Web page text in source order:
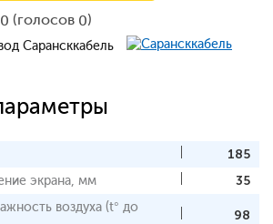
(голосов 0)
Сарансккабель
185
экрана, мм
35
воздуха (t° до
98